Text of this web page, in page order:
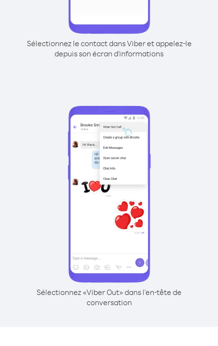
Sélectionnez le contact dans Viber et appelez-le
depuis son écran d'informations
Sélectionnez «Viber Out» dans l'en-tête de
conversation